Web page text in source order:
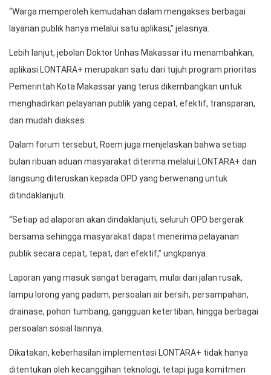
“Warga memperoleh kemudahan dalam mengakses berbagai
layanan publik hanya melalui satu aplikasi,” jelasnya.
Lebih lanjut, jebolan Doktor Unhas Makassar itu menambahkan,
aplikasi LONTARA+ merupakan satu dari tujuh program prioritas
Pemerintah Kota Makassar yang terus dikembangkan untuk
menghadirkan pelayanan publik yang cepat, efektif, transparan,
dan mudah diakses.
Dalam forum tersebut, Roem juga menjelaskan bahwa setiap
bulan ribuan aduan masyarakat diterima melalui LONTARA+ dan
langsung diteruskan kepada OPD yang berwenang untuk
ditindaklanjuti.
“Setiap ad alaporan akan dindaklanjuti, seluruh OPD bergerak
bersama sehingga masyarakat dapat menerima pelayanan
publik secara cepat, tepat, dan efektif,” ungkpanya.
Laporan yang masuk sangat beragam, mulai dari jalan rusak,
lampu lorong yang padam, persoalan air bersih, persampahan,
drainase, pohon tumbang, gangguan ketertiban, hingga berbagai
persoalan sosial lainnya.
Dikatakan, keberhasilan implementasi LONTARA+ tidak hanya
ditentukan oleh kecanggihan teknologi, tetapi juga komitmen